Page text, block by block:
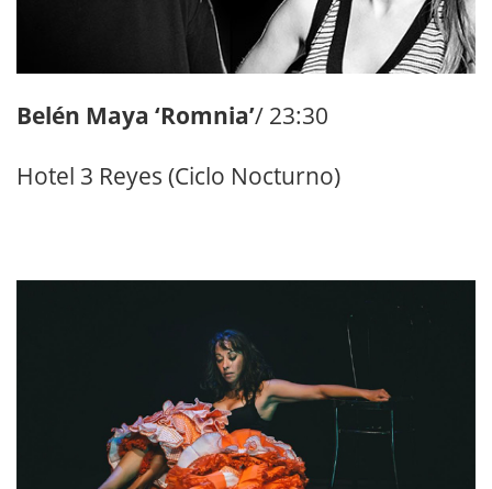
Belén Maya ‘Romnia’/ 23:30
Hotel 3 Reyes (Ciclo Nocturno)